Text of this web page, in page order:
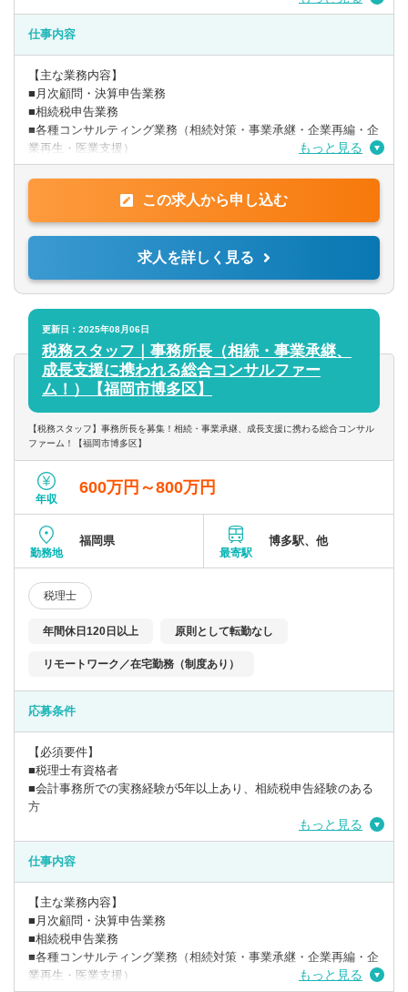
【歓迎要件】
■税務顧問を中心にやってきた方
※時短勤務相談可能です！
仕事内容
【主な業務内容】
■月次顧問・決算申告業務
■相続税申告業務
■各種コンサルティング業務（相続対策・事業承継・企業再編・企
業再生・医業支援）
〇入社時の業務イメージとしては、相続案件6割、法人顧問業務4
割です。相続は月3件程度/顧問は担当10件程度です。自身の経験
に合わせて段階的に業務をお任せします。
※入社後のキャリアアップとして、資産税(事業承継/組織再編/相
続対策等)や中小企業成長支援（資金繰り改善経営アドバイ
ス/MAS監査/財務コンサル）などにも携わることも可能です。 自
身の考えと意欲を重要視した働き方を実現することが出来ます。
〇高付加価値の創造と提供を大切にしています。そのために、ま
ずはきめ細やかなヒアリングで問題点を見つけ、弁護士や司法書
士のチームで問題を解決することで高付加価値な商品を創造し、
お客様に提供しております。
〇クラウド型顧問対応やテレワークを取り入れ、時勢に合った働
き方が可能です。
もっと見る
この求人から申し込む
求人を詳しく見る
更新日：2025年08月06日
税務スタッフ｜事務所長（相続・事業承継、
成長支援に携われる総合コンサルファー
ム！）【福岡市博多区】
【税務スタッフ】事務所長を募集！相続・事業承継、成長支援に携わる総合コンサル
ファーム！【福岡市博多区】
年収
600万円～800万円
勤務地
福岡県
最寄駅
博多駅、他
税理士
年間休日120日以上 原則として転勤なし
リモートワーク／在宅勤務（制度あり）
応募条件
【必須要件】
■税理士有資格者
■会計事務所での実務経験が5年以上あり、相続税申告経験のある
方
【歓迎要件】
■税務顧問を中心にやってきた方
※時短勤務相談可能です！
もっと見る
仕事内容
【主な業務内容】
■月次顧問・決算申告業務
■相続税申告業務
■各種コンサルティング業務（相続対策・事業承継・企業再編・企
業再生・医業支援）
もっと見る